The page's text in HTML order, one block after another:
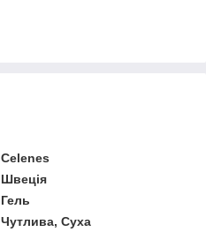
Celenes
Швеція
Гель
Чутлива, Суха